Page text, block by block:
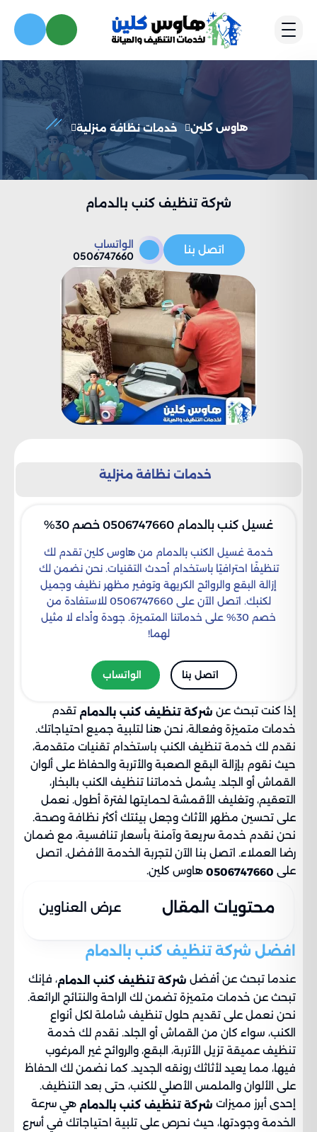
هاوس كلين خدمات نظافة منزلية
شركة تنظيف كنب بالدمام
اتصل بنا
الواتساب
0506747660
خدمات نظافة منزلية
غسيل كنب بالدمام 0506747660 خصم 30%
خدمة غسيل الكنب بالدمام من هاوس كلين تقدم لك
تنظيفًا احترافيًا باستخدام أحدث التقنيات. نحن نضمن لك
إزالة البقع والروائح الكريهة وتوفير مظهر نظيف وجميل
لكنبك. اتصل الآن على 0506747660 للاستفادة من
خصم 30% على خدماتنا المتميزة. جودة وأداء لا مثيل
لهما!
اتصل بنا الواتساب
إذا كنت تبحث عن شركة تنظيف كنب بالدمام تقدم
خدمات متميزة وفعالة، نحن هنا لتلبية جميع احتياجاتك.
نقدم لك خدمة تنظيف الكنب باستخدام تقنيات متقدمة،
حيث نقوم بإزالة البقع الصعبة والأتربة والحفاظ على ألوان
القماش أو الجلد. يشمل خدماتنا تنظيف الكنب بالبخار،
التعقيم، وتغليف الأقمشة لحمايتها لفترة أطول. نعمل
على تحسين مظهر الأثاث وجعل بيئتك أكثر نظافة وصحة.
نحن نقدم خدمة سريعة وآمنة بأسعار تنافسية، مع ضمان
رضا العملاء. اتصل بنا الآن لتجربة الخدمة الأفضل. اتصل
على 0506747660 هاوس كلين.
محتويات المقال عرض العناوين
افضل شركة تنظيف كنب بالدمام
عندما تبحث عن أفضل شركة تنظيف كنب الدمام، فإنك
تبحث عن خدمات متميزة تضمن لك الراحة والنتائج الرائعة.
نحن نعمل على تقديم حلول تنظيف شاملة لكل أنواع
الكنب، سواء كان من القماش أو الجلد. نقدم لك خدمة
تنظيف عميقة تزيل الأتربة، البقع، والروائح غير المرغوب
فيها، مما يعيد لأثاثك رونقه الجديد. كما نضمن لك الحفاظ
على الألوان والملمس الأصلي للكنب، حتى بعد التنظيف.
إحدى أبرز مميزات شركة تنظيف كنب بالدمام هي سرعة
الخدمة وجودتها، حيث نحرص على تلبية احتياجاتك في أسرع